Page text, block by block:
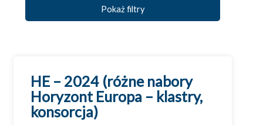
Pokaż filtry
Wszystkie dotacje
Badania i rozwój (B+R)
HE – 2024 (różne nabory
Horyzont Europa – klastry,
konsorcja)